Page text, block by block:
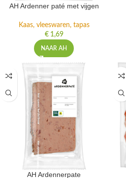
AH Ardenner paté met vijgen
Kaas, vleeswaren, tapas
€1,69
NAAR AH
AH Ardennerpate